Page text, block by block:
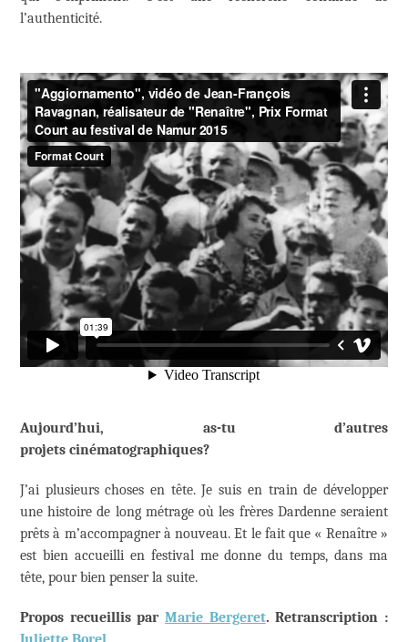
l’authenticité.
Aujourd’hui, as-tu d’autres
projets cinématographiques?
J’ai plusieurs choses en tête. Je suis en train de développer
une histoire de long métrage où les frères Dardenne seraient
prêts à m’accompagner à nouveau. Et le fait que « Renaître »
est bien accueilli en festival me donne du temps, dans ma
tête, pour bien penser la suite.
Propos recueillis par Marie Bergeret. Retranscription :